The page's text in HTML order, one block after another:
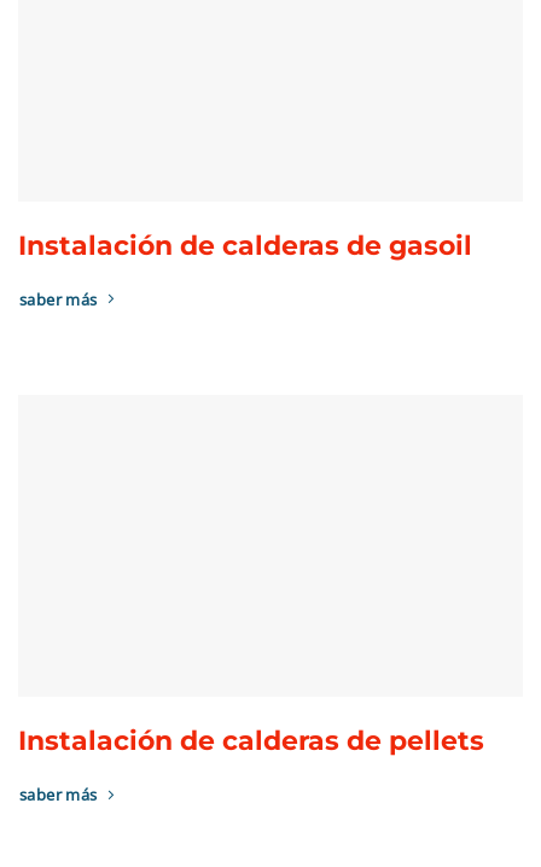
Instalación de calderas de gasoil
saber más
Instalación de calderas de pellets
saber más